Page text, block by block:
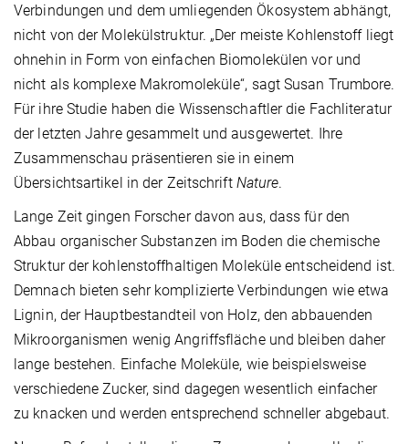
Verbindungen und dem umliegenden Ökosystem abhängt,
nicht von der Molekülstruktur. „Der meiste Kohlenstoff liegt
ohnehin in Form von einfachen Biomolekülen vor und
nicht als komplexe Makromoleküle“, sagt Susan Trumbore.
Für ihre Studie haben die Wissenschaftler die Fachliteratur
der letzten Jahre gesammelt und ausgewertet. Ihre
Zusammenschau präsentieren sie in einem
Übersichtsartikel in der Zeitschrift Nature.
Lange Zeit gingen Forscher davon aus, dass für den
Abbau organischer Substanzen im Boden die chemische
Struktur der kohlenstoffhaltigen Moleküle entscheidend ist.
Demnach bieten sehr komplizierte Verbindungen wie etwa
Lignin, der Hauptbestandteil von Holz, den abbauenden
Mikroorganismen wenig Angriffsfläche und bleiben daher
lange bestehen. Einfache Moleküle, wie beispielsweise
verschiedene Zucker, sind dagegen wesentlich einfacher
zu knacken und werden entsprechend schneller abgebaut.